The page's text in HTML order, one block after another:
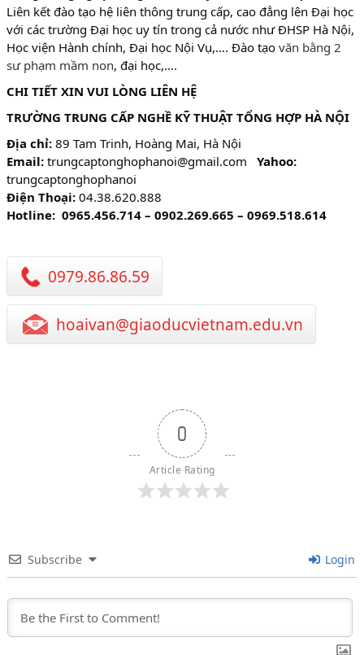
Liên kết đào tạo hệ liên thông trung cấp, cao đẳng lên Đại học
với các trường Đại học uy tín trong cả nước như ĐHSP Hà Nội,
Học viện Hành chính, Đại học Nội Vụ,…. Đào tạo văn bằng 2
sư phạm mầm non, đại học,….
CHI TIẾT XIN VUI LÒNG LIÊN HỆ
TRƯỜNG TRUNG CẤP NGHỀ KỸ THUẬT TỔNG HỢP HÀ NỘI
Địa chỉ: 89 Tam Trinh, Hoàng Mai, Hà Nội
Email: trungcaptonghophanoi@gmail.com Yahoo:
trungcaptonghophanoi
Điện Thoại: 04.38.620.888
Hotline: 0965.456.714 – 0902.269.665 – 0969.518.614
0979.86.86.59
hoaivan@giaoducvietnam.edu.vn
0
Article Rating
Subscribe Login